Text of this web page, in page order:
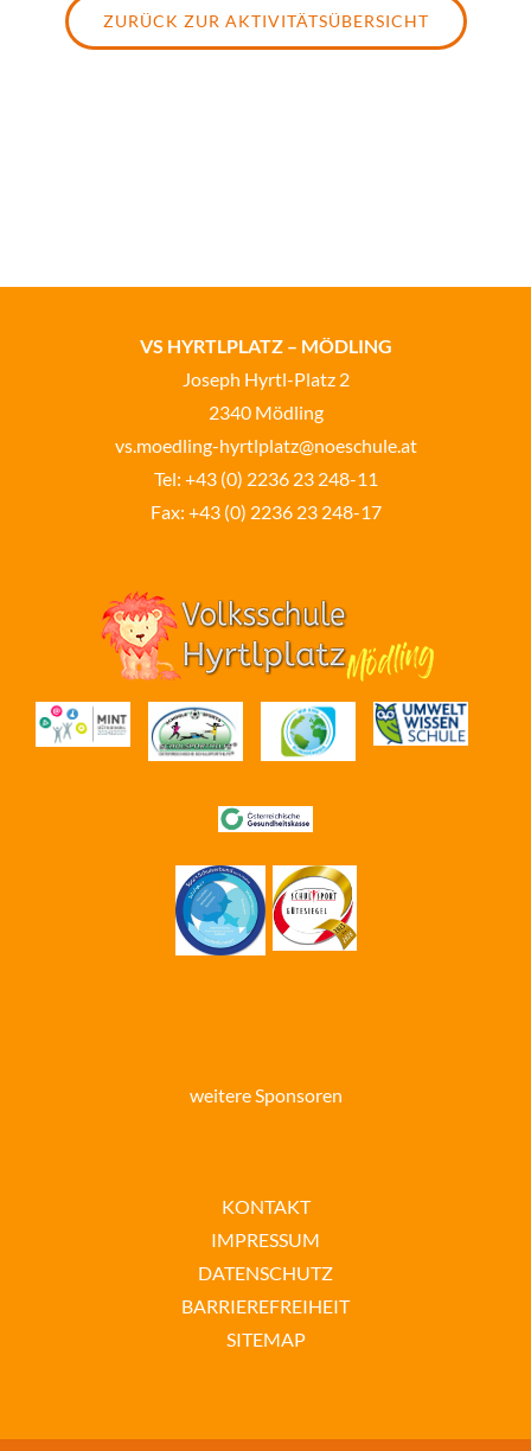
ZURÜCK ZUR AKTIVITÄTSÜBERSICHT
VS HYRTLPLATZ – MÖDLING
Joseph Hyrtl-Platz 2
2340 Mödling
vs.moedling-hyrtlplatz@noeschule.at
Tel: +43 (0) 2236 23 248-11
Fax: +43 (0) 2236 23 248-17
weitere Sponsoren
KONTAKT
IMPRESSUM
DATENSCHUTZ
BARRIEREFREIHEIT
SITEMAP